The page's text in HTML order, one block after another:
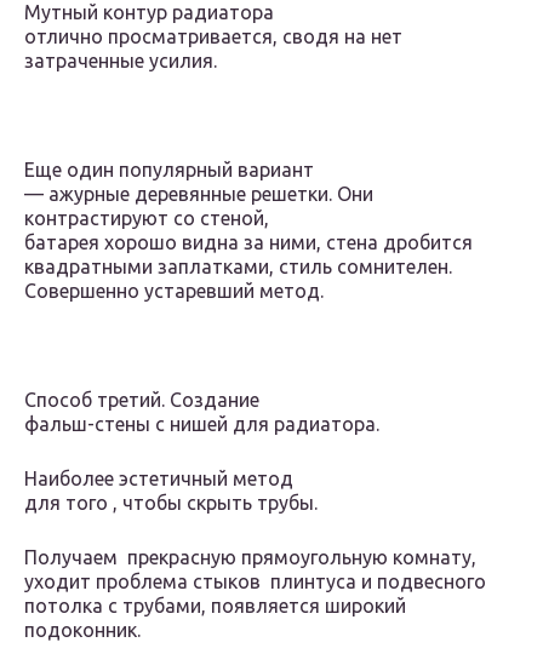
Мутный контур радиатора
отлично просматривается, сводя на нет
затраченные усилия.
Еще один популярный вариант
— ажурные деревянные решетки. Они
контрастируют со стеной,
батарея хорошо видна за ними, стена дробится
квадратными заплатками, стиль сомнителен.
Совершенно устаревший метод.
Способ третий. Создание
фальш-стены с нишей для радиатора.
Наиболее эстетичный метод
для того , чтобы скрыть трубы.
Получаем прекрасную прямоугольную комнату,
уходит проблема стыков плинтуса и подвесного
потолка с трубами, появляется широкий
подоконник.